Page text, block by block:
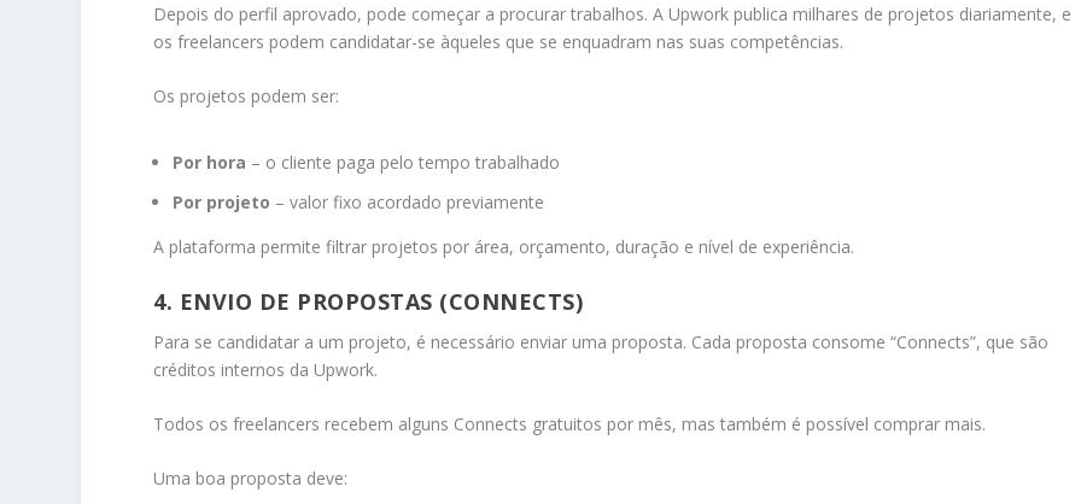
Depois do perfil aprovado, pode começar a procurar trabalhos. A Upwork publica milhares de projetos diariamente, e
os freelancers podem candidatar-se àqueles que se enquadram nas suas competências.
Os projetos podem ser:
Por hora – o cliente paga pelo tempo trabalhado
Por projeto – valor fixo acordado previamente
A plataforma permite filtrar projetos por área, orçamento, duração e nível de experiência.
4. ENVIO DE PROPOSTAS (CONNECTS)
Para se candidatar a um projeto, é necessário enviar uma proposta. Cada proposta consome “Connects”, que são
créditos internos da Upwork.
Todos os freelancers recebem alguns Connects gratuitos por mês, mas também é possível comprar mais.
Uma boa proposta deve: